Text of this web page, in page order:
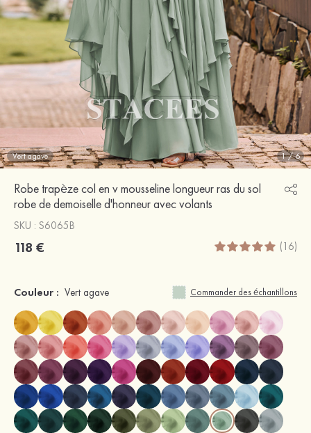
Vert agave 1/6
Robe trapèze col en v mousseline longueur ras du sol
robe de demoiselle d'honneur avec volants
SKU : S6065B
118 € (16)
Couleur : Vert agave Commander des échantillons